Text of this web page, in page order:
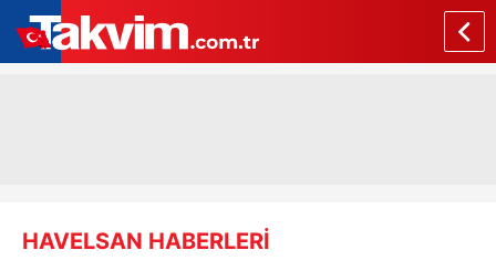
HAVELSAN HABERLERİ